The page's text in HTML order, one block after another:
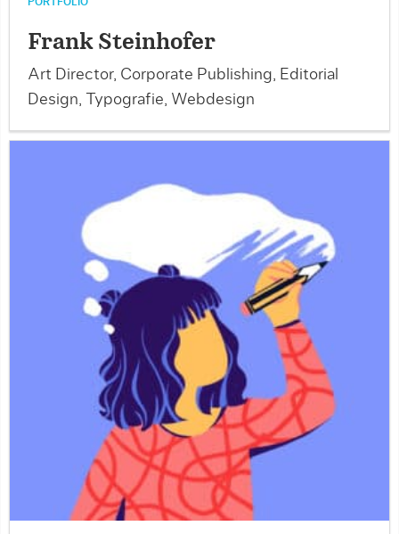
Frank Steinhofer
Art Director, Corporate Publishing, Editorial
Design, Typografie, Webdesign